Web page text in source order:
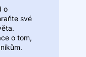
o
své
o tom,